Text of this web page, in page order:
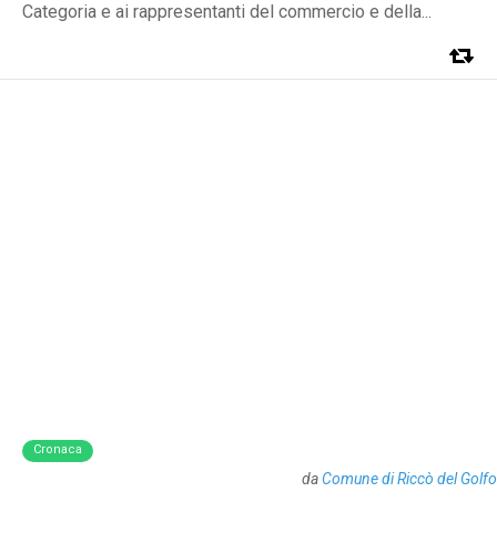
Categoria e ai rappresentanti del commercio e della...
Cronaca
daComune di Riccò del Golfo